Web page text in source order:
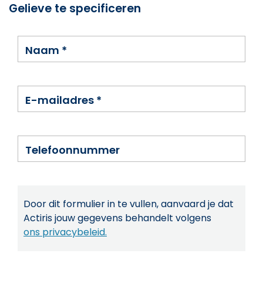
Gelieve te specificeren
Naam *
E-mailadres *
Telefoonnummer
Door dit formulier in te vullen, aanvaard je dat
Actiris jouw gegevens behandelt volgens
ons privacybeleid.